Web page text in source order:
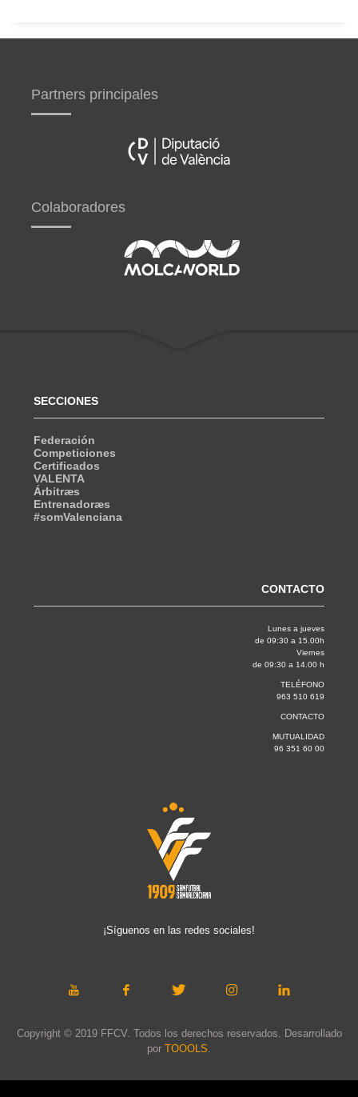
Partners principales
Colaboradores
SECCIONES
Federación
Competiciones
Certificados
VALENTA
Árbitræs
Entrenadoræs
#somValenciana
CONTACTO
Lunes a jueves
de 09:30 a 15.00h
Viernes
de 09:30 a 14.00 h
TELÉFONO
963 510 619
CONTACTO
MUTUALIDAD
96 351 60 00
¡Síguenos en las redes sociales!
Copyright © 2019 FFCV. Todos los derechos reservados. Desarrollado
por TOOOLS.